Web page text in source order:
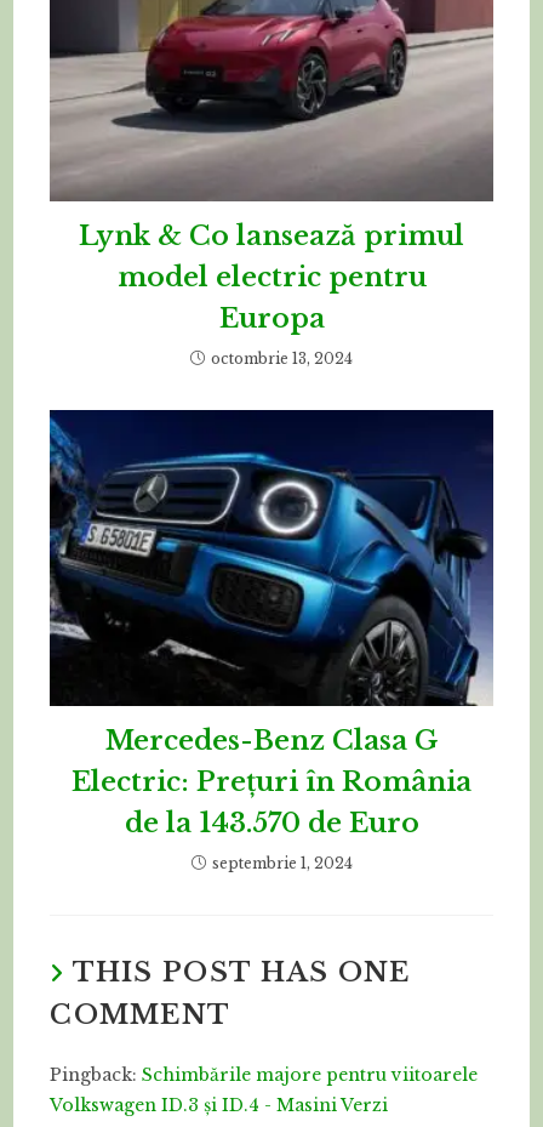
Lynk & Co lansează primul
model electric pentru
Europa
octombrie 13, 2024
Mercedes-Benz Clasa G
Electric: Prețuri în România
de la 143.570 de Euro
septembrie 1, 2024
THIS POST HAS ONE
COMMENT
Pingback:Schimbările majore pentru viitoarele
Volkswagen ID.3 și ID.4 - Masini Verzi